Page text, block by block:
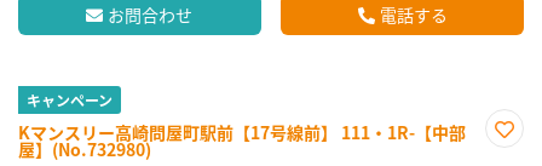
お問合わせ 電話する
キャンペーン
Kマンスリー高崎問屋町駅前【17号線前】 111・1R-【中部
屋】(No.732980)